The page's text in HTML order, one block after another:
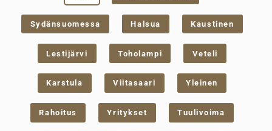
Sydänsuomessa Halsua Kaustinen
Lestijärvi Toholampi Veteli
Karstula Viitasaari Yleinen
Rahoitus Yritykset Tuulivoima